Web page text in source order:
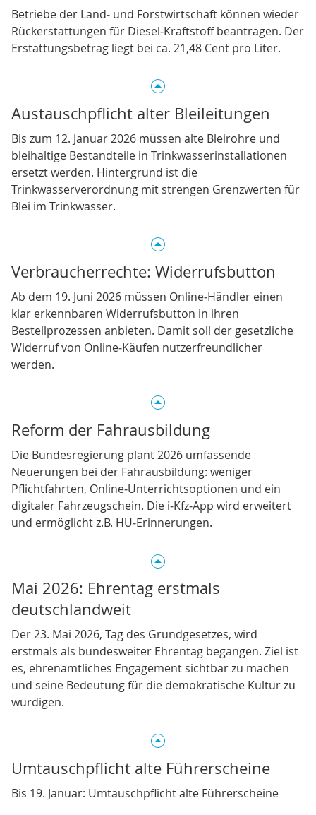
Betriebe der Land‑ und Forstwirtschaft können wieder
Rückerstattungen für Diesel‑Kraftstoff beantragen. Der
Erstattungsbetrag liegt bei ca. 21,48 Cent pro Liter.
Austauschpflicht alter Bleileitungen
Bis zum 12. Januar 2026 müssen alte Bleirohre und
bleihaltige Bestandteile in Trinkwasserinstallationen
ersetzt werden. Hintergrund ist die
Trinkwasserverordnung mit strengen Grenzwerten für
Blei im Trinkwasser.
Verbraucherrechte: Widerrufsbutton
Ab dem 19. Juni 2026 müssen Online‑Händler einen
klar erkennbaren Widerrufsbutton in ihren
Bestellprozessen anbieten. Damit soll der gesetzliche
Widerruf von Online‑Käufen nutzerfreundlicher
werden.
Reform der Fahrausbildung
Die Bundesregierung plant 2026 umfassende
Neuerungen bei der Fahrausbildung: weniger
Pflichtfahrten, Online‑Unterrichtsoptionen und ein
digitaler Fahrzeugschein. Die i‑Kfz‑App wird erweitert
und ermöglicht z.B. HU‑Erinnerungen.
Mai 2026: Ehrentag erstmals
deutschlandweit
Der 23. Mai 2026, Tag des Grundgesetzes, wird
erstmals als bundesweiter Ehrentag begangen. Ziel ist
es, ehrenamtliches Engagement sichtbar zu machen
und seine Bedeutung für die demokratische Kultur zu
würdigen.
Umtauschpflicht alte Führerscheine
Bis 19. Januar: Umtauschpflicht alte Führerscheine